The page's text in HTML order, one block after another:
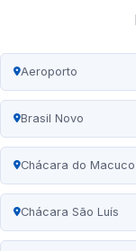
Aeroporto
Brasil Novo
Chácara do Macuco
Chácara São Luís